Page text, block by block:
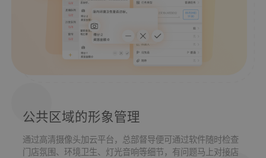
公共区域的形象管理
通过高清摄像头加云平台，总部督导便可通过软件随时检查
门店氛围、环境卫生、灯光音响等细节，有问题马上对接店